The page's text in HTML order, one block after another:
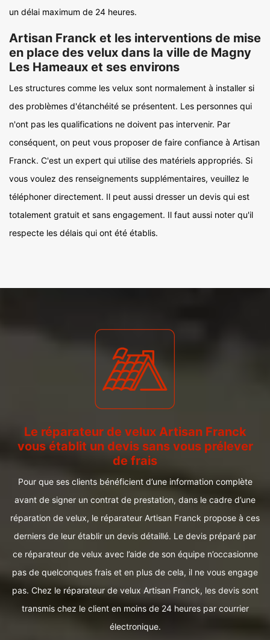
un délai maximum de 24 heures.
Artisan Franck et les interventions de mise
en place des velux dans la ville de Magny
Les Hameaux et ses environs
Les structures comme les velux sont normalement à installer si
des problèmes d'étanchéité se présentent. Les personnes qui
n'ont pas les qualifications ne doivent pas intervenir. Par
conséquent, on peut vous proposer de faire confiance à Artisan
Franck. C'est un expert qui utilise des matériels appropriés. Si
vous voulez des renseignements supplémentaires, veuillez le
téléphoner directement. Il peut aussi dresser un devis qui est
totalement gratuit et sans engagement. Il faut aussi noter qu'il
respecte les délais qui ont été établis.
Le réparateur de velux Artisan Franck
vous établit un devis sans vous prélever
de frais
Pour que ses clients bénéficient d’une information complète
avant de signer un contrat de prestation, dans le cadre d’une
réparation de velux, le réparateur Artisan Franck propose à ces
derniers de leur établir un devis détaillé. Le devis préparé par
ce réparateur de velux avec l’aide de son équipe n’occasionne
pas de quelconques frais et en plus de cela, il ne vous engage
pas. Chez le réparateur de velux Artisan Franck, les devis sont
transmis chez le client en moins de 24 heures par courrier
électronique.